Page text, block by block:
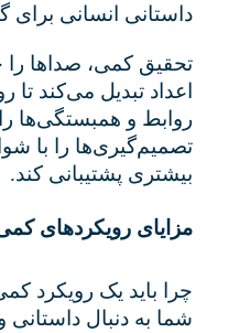
داستانی انسانی برای
تحقیق کمی، صداها را
اعداد تبدیل می‌کند تا
روابط و همبستگی‌ها
تصمیم‌گیری‌ها را با
بیشتری پشتیبانی کند.
مزایای رویکردهای
چرا باید یک رویکرد
شما به دنبال داستانی